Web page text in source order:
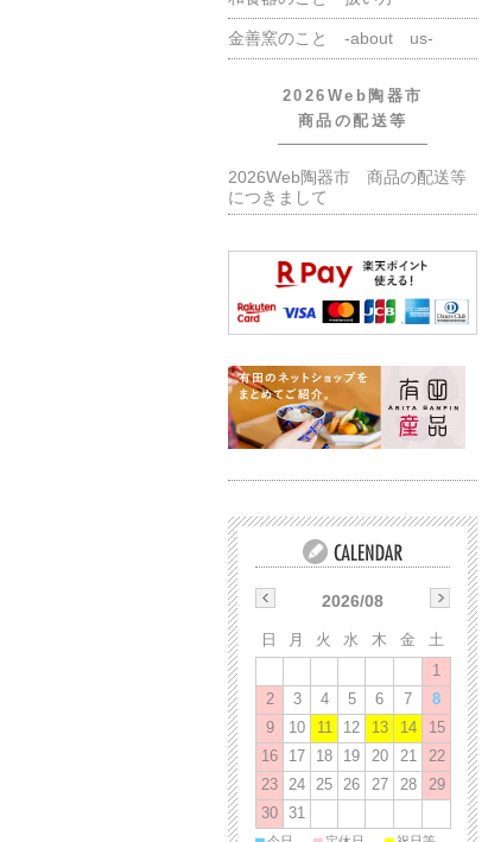
金善窯のこと -about us-
2026Web陶器市
商品の配送等
2026Web陶器市 商品の配送等
につきまして
2026/08
日 月 火 水 木 金
土
1
2
3 4 5 6 7
8
9
10 11 12 13 14
15
16
17 18 19 20 21
22
23
24 25 26 27 28
29
30
31